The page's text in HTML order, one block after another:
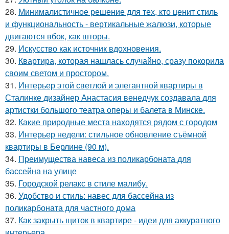
28. Минималистичное решение для тех, кто ценит стиль
и функциональность - вертикальные жалюзи, которые
двигаются вбок, как шторы.
29. Искусство как источник вдохновения.
30. Квартира, которая нашлась случайно, сразу покорила
своим светом и простором.
31. Интерьер этой светлой и элегантной квартиры в
Сталинке дизайнер Анастасия венедчук создавала для
артистки большого театра оперы и балета в Минске.
32. Какие природные места находятся рядом с городом
33. Интерьер недели: стильное обновление съёмной
квартиры в Берлине (90 м).
34. Преимущества навеса из поликарбоната для
бассейна на улице
35. Городской релакс в стиле малибу.
36. Удобство и стиль: навес для бассейна из
поликарбоната для частного дома
37. Как закрыть щиток в квартире - идеи для аккуратного